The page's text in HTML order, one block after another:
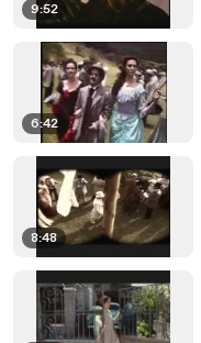
9:52
6:42
8:48